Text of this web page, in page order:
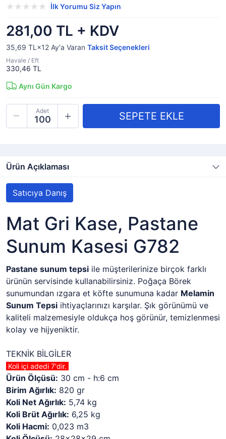
İlk Yorumu Siz Yapın
281,00 TL + KDV
35,69 TL×12 Ay'a Varan Taksit Seçenekleri
Havale / Eft
330,46 TL
Aynı Gün Kargo
Adet
Ürün Açıklaması
Satıcıya Danış
Mat Gri Kase, Pastane
Sunum Kasesi G782
Pastane sunum tepsi ile müşterilerinize birçok farklı
ürünün servisinde kullanabilirsiniz. Poğaça Börek
sunumundan ızgara et köfte sunumuna kadar Melamin
Sunum Tepsi ihtiyaçlarınızı karşılar. Şık görünümü ve
kaliteli malzemesiyle oldukça hoş görünür, temizlenmesi
kolay ve hijyeniktir.
TEKNİK BİLGİLER
Koli içi adedi 7'dir.
Ürün Ölçüsü: 30 cm - h:6 cm
Birim Ağırlık: 820 gr
Koli Net Ağırlık: 5,74 kg
Koli Brüt Ağırlık: 6,25 kg
Koli Hacmi: 0,023 m3